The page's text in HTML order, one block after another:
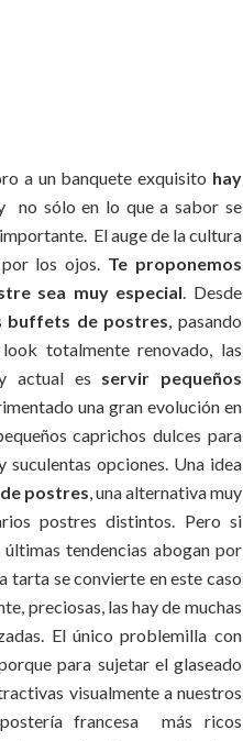
a un banquete exquisito hay
no sólo en lo que a sabor se
El auge de la cultura
los ojos. Te proponemos
sea muy especial. Desde
buffets de postres, pasando
totalmente renovado, las
actual es servir pequeños
una gran evolución en
caprichos dulces para
opciones. Una idea
postres, una alternativa muy
postres distintos. Pero si
tendencias abogan por
tarta se convierte en este caso
preciosas, las hay de muchas
El único problemilla con
para sujetar el glaseado
visualmente a nuestros
francesa más ricos